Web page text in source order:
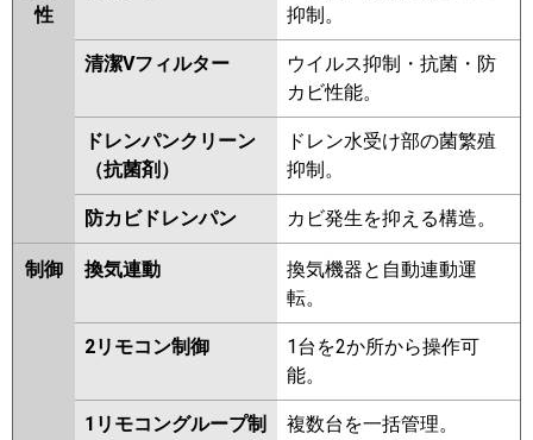
性
抑制。
清潔Vフィルター
ウイルス抑制・抗菌・防
カビ性能。
ドレンパンクリーン
（抗菌剤）
ドレン水受け部の菌繁殖
抑制。
防カビドレンパン カビ発生を抑える構造。
制御 換気連動
換気機器と自動連動運
転。
2リモコン制御
1台を2か所から操作可
能。
1リモコングループ制
複数台を一括管理。